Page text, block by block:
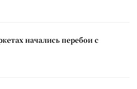
начались перебои с